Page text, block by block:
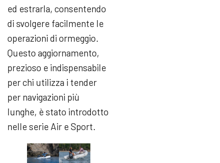
ed estrarla, consentendo
di svolgere facilmente le
operazioni di ormeggio.
Questo aggiornamento,
prezioso e indispensabile
per chi utilizza i tender
per navigazioni più
lunghe, è stato introdotto
nelle serie Air e Sport.